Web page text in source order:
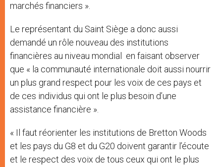
marchés financiers ».
Le représentant du Saint Siège a donc aussi
demandé un rôle nouveau des institutions
financières au niveau mondial en faisant observer
que « la communauté internationale doit aussi nourrir
un plus grand respect pour les voix de ces pays et
de ces individus qui ont le plus besoin d’une
assistance financière ».
« Il faut réorienter les institutions de Bretton Woods
et les pays du G8 et du G20 doivent garantir l’écoute
et le respect des voix de tous ceux qui ont le plus